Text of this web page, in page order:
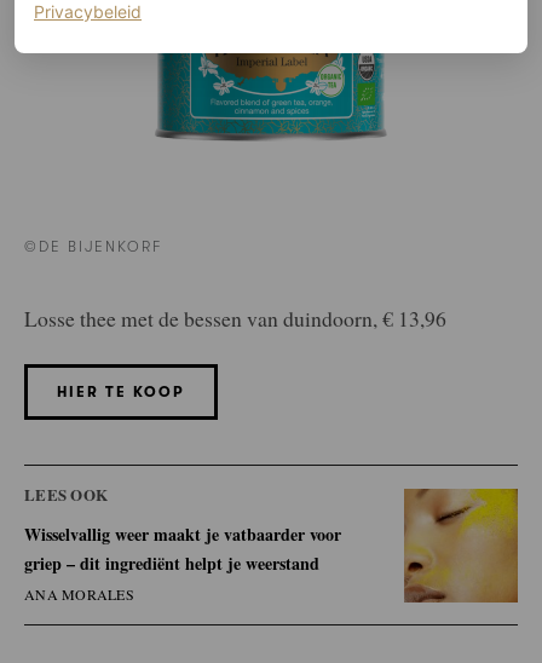
©DE BIJENKORF
Losse thee met de bessen van duindoorn, € 13,96
HIER TE KOOP
LEES OOK
Wisselvallig weer maakt je vatbaarder voor
griep – dit ingrediënt helpt je weerstand
ANA MORALES
Privacybeleid